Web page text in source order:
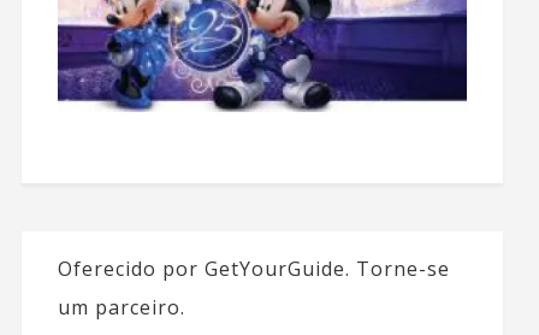
Oferecido por GetYourGuide. Torne-se
um parceiro.